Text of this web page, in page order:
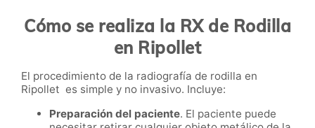
Cómo se realiza la RX de Rodilla
en Ripollet
El procedimiento de la radiografía de rodilla en
Ripollet es simple y no invasivo. Incluye:
Preparación del paciente. El paciente puede